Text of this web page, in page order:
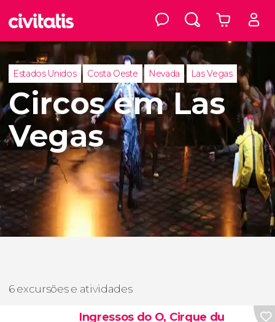
Estados Unidos Costa Oeste Nevada Las Vegas
Circos em Las
Vegas
6 excursões e atividades
Ingressos do O, Cirque du